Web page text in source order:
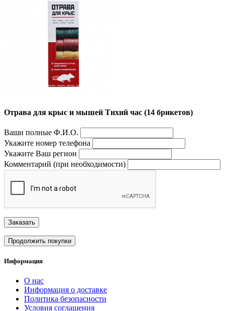
Отрава для крыс и мышей Тихий час (14 брикетов)
Ваши полные Ф.И.О.
Укажите номер телефона
Укажите Ваш регион
Комментарий (при необходимости)
Заказать
Продолжить покупки
Информация
О нас
Информация о доставке
Политика безопасности
Условия соглашения